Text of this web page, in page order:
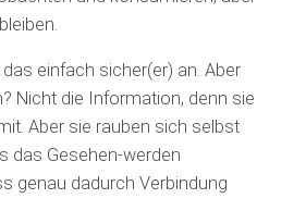
einfach sicher(er) an. Aber
Nicht die Information, denn sie
Aber sie rauben sich selbst
das Gesehen-werden
genau dadurch Verbindung